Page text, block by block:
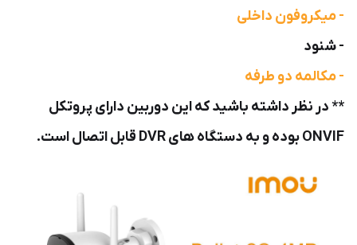
- میکروفون داخلی
- شنود
- مکالمه دو طرفه
** در نظر داشته باشید که این دوربین دارای پروتکل
ONVIF بوده و به دستگاه های DVR قابل اتصال است.